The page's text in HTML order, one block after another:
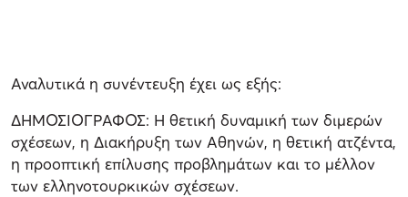
Αναλυτικά η συνέντευξη έχει ως εξής:
ΔΗΜΟΣΙΟΓΡΑΦΟΣ: Η θετική δυναμική των διμερών
σχέσεων, η Διακήρυξη των Αθηνών, η θετική ατζέντα,
η προοπτική επίλυσης προβλημάτων και το μέλλον
των ελληνοτουρκικών σχέσεων.